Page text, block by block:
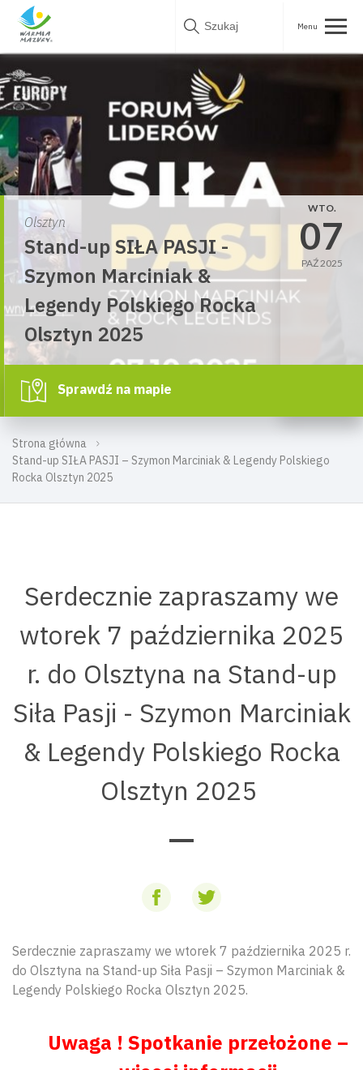
Skip
Strona główna
Stand-up SIŁA PASJI – Szymon Marciniak & Legendy Polskiego
Rocka Olsztyn 2025
Olsztyn
Stand-up SIŁA PASJI -
Szymon Marciniak &
Legendy Polskiego Rocka
Olsztyn 2025
WTO.
07
PAŹ 2025
Sprawdź na mapie
Serdecznie zapraszamy we
wtorek 7 października 2025
r. do Olsztyna na Stand-up
Siła Pasji - Szymon Marciniak
& Legendy Polskiego Rocka
Olsztyn 2025
Serdecznie zapraszamy we wtorek 7 października 2025 r.
do Olsztyna na Stand-up Siła Pasji – Szymon Marciniak &
Legendy Polskiego Rocka Olsztyn 2025.
Uwaga ! Spotkanie przełożone –